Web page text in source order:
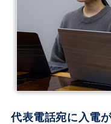
代表電話宛に入電